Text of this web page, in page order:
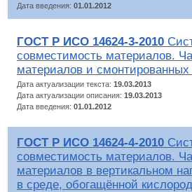
Дата введения: 01.01.2012
ГОСТ Р ИСО 14624-3-2010
совместимость материалов.
материалов и
Дата актуализации текста: 19.03.2013
Дата актуализации описания: 19.03.2013
Дата введения: 01.01.2012
ГОСТ Р ИСО 14624-4-2010
совместимость материалов.
материалов в вертикальном
в среде, обогащённой